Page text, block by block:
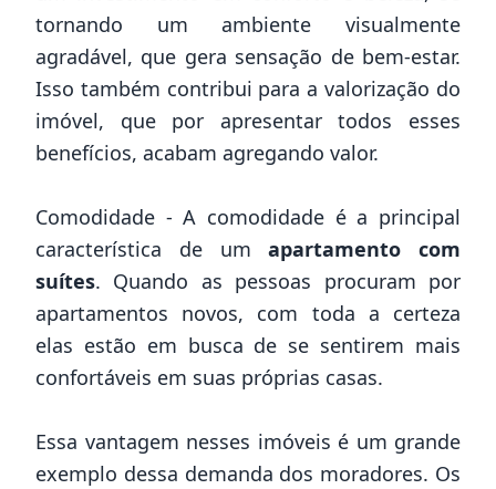
tornando um ambiente visualmente
agradável, que gera sensação de bem-estar.
Isso também contribui para avalorização do
imóvel, que por apresentar todos esses
benefícios, acabam agregando valor.
Comodidade - A comodidade é a principal
característica de umapartamento com
suítes. Quando as pessoas procuram por
apartamentos novos, com toda a certeza
elas estão em busca de se sentirem mais
confortáveis em suas próprias casas.
Essa vantagem nesses imóveis é um grande
exemplo dessa demanda dos moradores. Os